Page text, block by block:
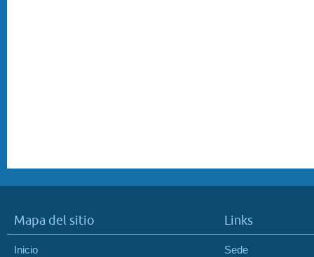
Mapa del sitio
Inicio
Links
Sede